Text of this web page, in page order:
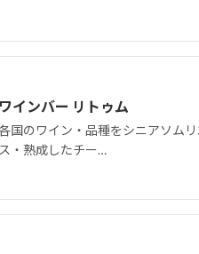
ワインバー リトゥム
国のワイン・品種をシニアソム
ス・熟成したチー…